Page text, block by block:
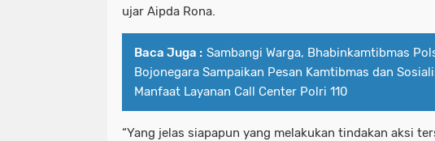
ujar Aipda Rona.
Baca Juga : Sambangi Warga, Bhabinkamtibmas
Bojonegara Sampaikan Pesan Kamtibmas dan
Manfaat Layanan Call Center Polri 110
“Yang jelas siapapun yang melakukan tindakan aksi